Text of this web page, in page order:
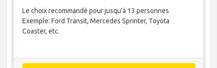
Le choix recommandé pour jusqu'à 13 personnes
Exemple: Ford Transit, Mercedes Sprinter, Toyota
Coaster, etc.